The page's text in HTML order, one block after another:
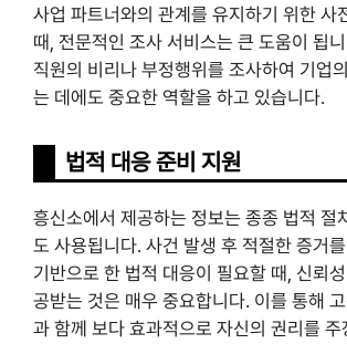
사업 파트너와의 관계를 유지하기 위한 사
때, 전문적인 조사 서비스는 큰 도움이 됩
직원의 비리나 부정행위를 조사하여 기업
는 데에도 중요한 역할을 하고 있습니다.
법적 대응 준비 지원
흥신소에서 제공하는 정보는 종종 법적 절
도 사용됩니다. 사건 발생 후 적절한 증거
기반으로 한 법적 대응이 필요할 때, 신뢰
공받는 것은 매우 중요합니다. 이를 통해
과 함께 보다 효과적으로 자신의 권리를 주